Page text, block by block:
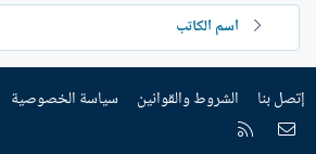
اسم الكاتب
إتصل بنا الشروط والقوانين سياسة الخصوصية
إتصل بنا